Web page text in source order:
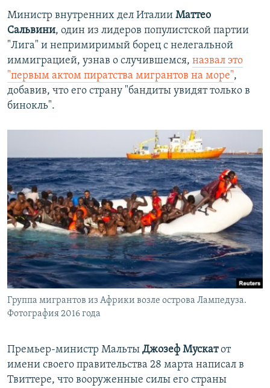
Министр внутренних дел Италии Маттео
Сальвини, один из лидеров популистской партии
"Лига" и непримиримый борец с нелегальной
иммиграцией, узнав о случившемся, назвал это
"первым актом пиратства мигрантов на море",
добавив, что его страну "бандиты увидят только в
бинокль".
Группа мигрантов из Африки возле острова Лампедуза.
Фотография 2016 года
Премьер-министр Мальты Джозеф Мускатот
имени своего правительства 28 марта написал в
Твиттере, что вооруженные силы его страны